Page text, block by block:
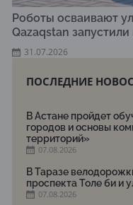
Роботы осваивают
Qazaqstan
31.07.2026
ПОСЛЕДНИЕ
В Астане пройдет
городов и основы
территорий»
07.08.2026
В Таразе
проспекта Толе би и
07.08.2026